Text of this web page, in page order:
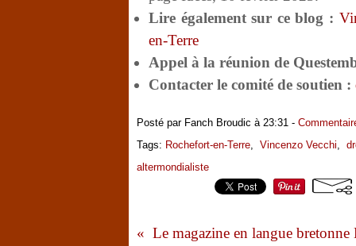
Lire également sur ce blog :
en-Terre
Appel à la réunion de
Contacter le comité de soutien :
Posté par Fanch Broudic à 23:31 -
Tags: Rochefort-en-Terre, Vincenzo Vecchi,
altermondialiste